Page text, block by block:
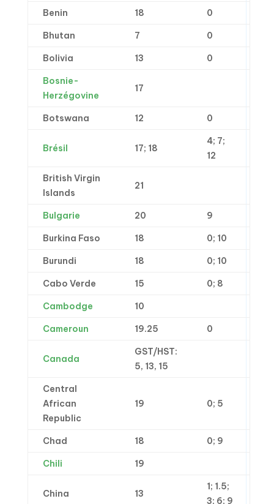
Benin 18 0
Bhutan 7 0
Bolivia 13 0
Bosnie-
Herzégovine
17
Botswana 12 0
Brésil 17; 18
4; 7;
12
British Virgin
Islands
21
Bulgarie 20 9
Burkina Faso 18 0; 10
Burundi 18 0; 10
Cabo Verde 15 0; 8
Cambodge 10
Cameroun 19.25 0
Canada
GST/HST:
5, 13, 15
Central
African
Republic
19 0; 5
Chad 18 0; 9
Chili 19
China 13
1; 1.5;
3; 6; 9